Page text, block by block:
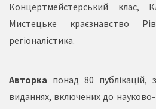
Концертмейстерський клас,
Мистецьке краєзнавство
регіоналістика.
Авторка понад 80 публікацій,
виданнях, включених до